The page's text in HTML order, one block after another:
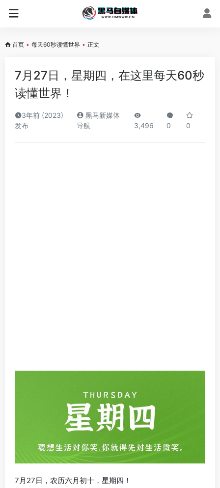
首页 • 每天60秒读懂世界 • 正文
7月27日，星期四，在这里每天60秒
读懂世界！
3年前 (2023)
发布
黑马新媒体
导航
3,496 0 0
7月27日，农历六月初十，星期四！